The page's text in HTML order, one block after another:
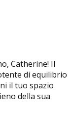
Catherine! Il
di equilibrio
il tuo spazio
della sua